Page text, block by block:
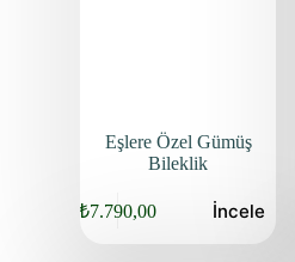
Eşlere Özel Gümüş
Bileklik
₺7.790,00 İncele